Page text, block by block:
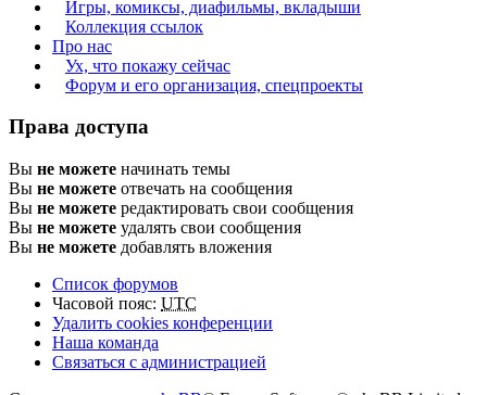
Игры, комиксы, диафильмы, вкладыши
Коллекция ссылок
Про нас
Ух, что покажу сейчас
Форум и его организация, спецпроекты
Права доступа
Вы не можете начинать темы
Вы не можете отвечать на сообщения
Вы не можете редактировать свои сообщения
Вы не можете удалять свои сообщения
Вы не можете добавлять вложения
Список форумов
Часовой пояс: UTC
Удалить cookies конференции
Наша команда
Связаться с администрацией